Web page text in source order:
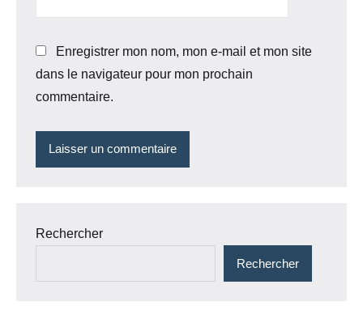
Enregistrer mon nom, mon e-mail et mon site
dans le navigateur pour mon prochain
commentaire.
Rechercher
Rechercher